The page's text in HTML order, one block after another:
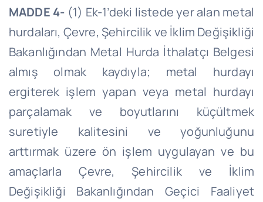
MADDE 4- (1) Ek-1’deki listede yer alan metal
hurdaları, Çevre, Şehircilik ve İklim Değişikliği
Bakanlığından Metal Hurda İthalatçı Belgesi
almış olmak kaydıyla; metal hurdayı
ergiterek işlem yapan veya metal hurdayı
parçalamak ve boyutlarını küçültmek
suretiyle kalitesini ve yoğunluğunu
arttırmak üzere ön işlem uygulayan ve bu
amaçlarla Çevre, Şehircilik ve İklim
Değişikliği Bakanlığından Geçici Faaliyet